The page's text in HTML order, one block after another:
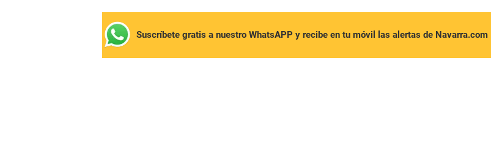
Suscríbete gratis a nuestro WhatsAPP y recibe en tu móvil las alertas de Navarra.com